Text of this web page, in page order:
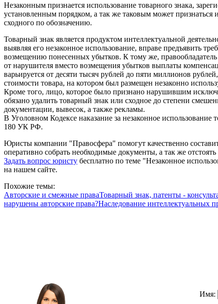
Незаконным признается использование товарного знака,
установленным порядком, а так же таковым может признаться
сходного по обозначению.
Товарный знак является продуктом интеллектуальной
выявляя его незаконное использование, вправе предъявить
возмещению понесенных убытков. К тому же,
от нарушителя вместо возмещения убытков выплаты
варьируется от десяти тысяч рублей до пяти миллионов
стоимости товара, на котором был размещен незаконно
Кроме того, лицо, которое было признано нарушившим
обязано удалить товарный знак или сходное до степени
документации, вывесок, а также рекламы.
В Уголовном Кодексе наказание за незаконное использование
180 УК РФ.
Юристы компании "Правосфера" помогут качественно
оперативно собрать необходимые документы, а так же
Задать вопрос юристу бесплатно по теме "Незаконное
на нашем сайте.
Похожие темы:
Авторские и смежные праваТоварный знак, патенты -
нарушены авторские права?Наследование интеллектуальных
Имя: